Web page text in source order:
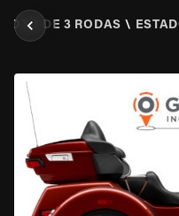
DE 3 RODAS \